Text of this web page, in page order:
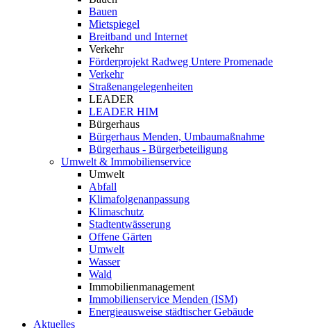
Bauen
Mietspiegel
Breitband und Internet
Verkehr
Förderprojekt Radweg Untere Promenade
Verkehr
Straßenangelegenheiten
LEADER
LEADER HIM
Bürgerhaus
Bürgerhaus Menden, Umbaumaßnahme
Bürgerhaus - Bürgerbeteiligung
Umwelt & Immobilienservice
Umwelt
Abfall
Klimafolgenanpassung
Klimaschutz
Stadtentwässerung
Offene Gärten
Umwelt
Wasser
Wald
Immobilienmanagement
Immobilienservice Menden (ISM)
Energieausweise städtischer Gebäude
Aktuelles